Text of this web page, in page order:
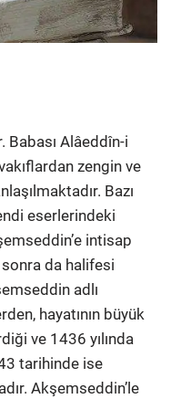
Babası Alâeddîn-i
zengin ve
Bazı
eserlerindeki
intisap
da halifesi
adlı
hayatının büyük
ve 1436 yılında
tarihinde ise
Akşemseddin’le